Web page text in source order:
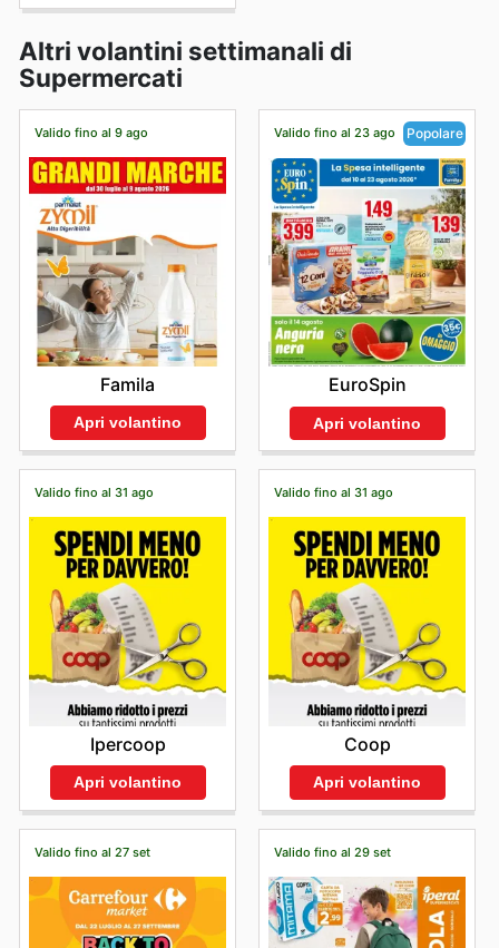
Altri volantini settimanali di
Supermercati
Valido fino al 9 ago
Famila
Apri volantino
Valido fino al 23 ago Popolare
EuroSpin
Apri volantino
Valido fino al 31 ago
Ipercoop
Apri volantino
Valido fino al 31 ago
Coop
Apri volantino
Valido fino al 27 set Valido fino al 29 set